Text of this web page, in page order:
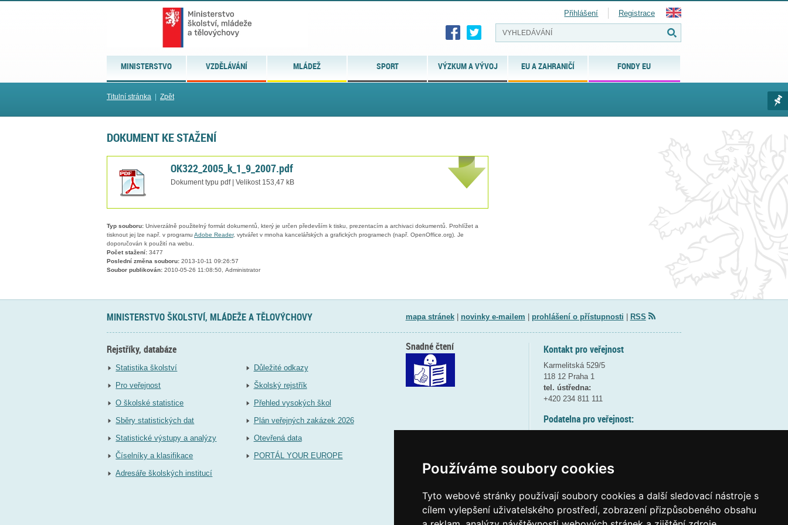
Používáme soubory cookies
Tyto webové stránky používají soubory cookies a další sledovací nástroje s
cílem vylepšení uživatelského prostředí, zobrazení přizpůsobeného obsahu
MINISTERSTVO VZDĚLÁVÁNÍ MLÁDEŽ SPORT VÝZKUM A VÝVOJ EU A ZAHRANIČÍ FONDY EU
Přihlášení Registrace
Titulní stránka Zpět
DOKUMENT KE STAŽENÍ
OK322_2005_k_1_9_2007.pdf
Dokument typu pdf | Velikost 153,47 kB
Typ souboru: Univerzálně použitelný formát dokumentů, který je určen především k tisku, prezentacím a archivaci dokumentů. Prohlížet a
tisknout jej lze např. v programu Adobe Reader, vytvářet v mnoha kancelářských a grafických programech (např. OpenOffice.org). Je
doporučován k použití na webu.
Počet stažení: 3477
Poslední změna souboru: 2013-10-11 09:26:57
Soubor publikován: 2010-05-26 11:08:50, Administrator
MINISTERSTVO ŠKOLSTVÍ, MLÁDEŽE A TĚLOVÝCHOVY mapa stránek| novinky e-mailem prohlášení o přístupnosti RSS
Rejstříky, databáze
Statistika školství
Pro veřejnost
O školské statistice
Sběry statistických dat
Statistické výstupy a analýzy
Číselníky a klasifikace
Adresáře školských institucí
Důležité odkazy
Školský rejstřík
Přehled vysokých škol
Plán veřejných zakázek 2026
Otevřená data
PORTÁL YOUR EUROPE
Kontakt pro veřejnost
Karmelitská 529/5
118 12 Praha 1
tel. ústředna:
+420 234 811 111
Podatelna pro veřejnost:
(více informací
Elektronická podatelna:
Snadné čtení